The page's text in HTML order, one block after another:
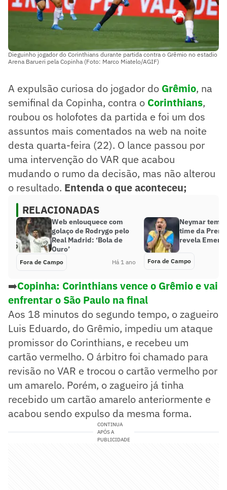
Dieguinho jogador do Corinthians durante partida contra o Grêmio no estadio
Arena Barueri pela Copinha (Foto: Marco Miatelo/AGIF)
A expulsão curiosa do jogador do Grêmio, na
semifinal da Copinha, contra o Corinthians,
roubou os holofotes da partida e foi um dos
assuntos mais comentados na web na noite
desta quarta-feira (22). O lance passou por
uma intervenção do VAR que acabou
mudando o rumo da decisão, mas não alterou
o resultado. Entenda o que aconteceu;
RELACIONADAS
Web enlouquece com
golaço de Rodrygo pelo
Real Madrid: ‘Bola de
Ouro’
Fora de Campo Há 1 ano
Neymar tem
time da
revela
Fora de Campo
➡️Copinha: Corinthians vence o Grêmio e vai
enfrentar o São Paulo na final
Aos 18 minutos do segundo tempo, o zagueiro
Luis Eduardo, do Grêmio, impediu um ataque
promissor do Corinthians, e recebeu um
cartão vermelho. O árbitro foi chamado para
revisão no VAR e trocou o cartão vermelho por
um amarelo. Porém, o zagueiro já tinha
recebido um cartão amarelo anteriormente e
acabou sendo expulso da mesma forma.
CONTINUA
APÓS A
PUBLICIDADE